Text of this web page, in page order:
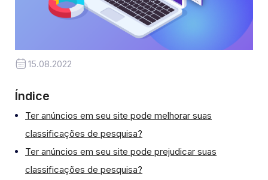
15.08.2022
Índice
Ter anúncios em seu site pode melhorar suas
classificações de pesquisa?
Ter anúncios em seu site pode prejudicar suas
classificações de pesquisa?